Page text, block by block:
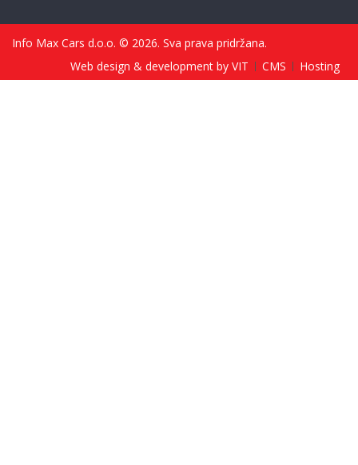
Info Max Cars d.o.o. © 2026. Sva prava pridržana.
Web design & development by VIT
CMS Hosting